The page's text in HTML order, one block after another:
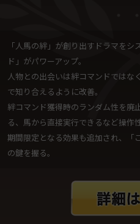
「人馬の絆」が創り出すドラマを
ド」がパワーアップ。
人物との出会いは絆コマンドではな
で知り合えるように改善。
絆コマンド獲得時のランダム性を廃
る、馬から直接実行できるなど操作
期間限定となる効果も追加され、「
の鍵を握る。